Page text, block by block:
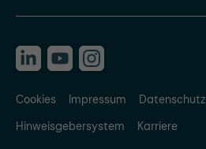
Cookies Impressum
Datenschutz
Hinweisgebersystem
Karriere